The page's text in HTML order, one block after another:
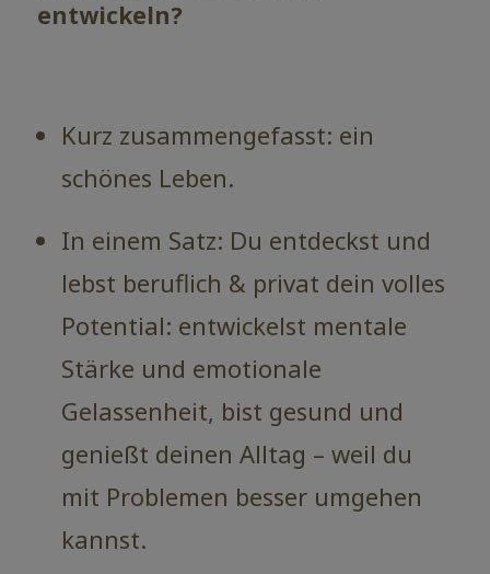
entwickeln?
Kurz zusammengefasst: ein
schönes Leben.
In einem Satz: Du entdeckst und
lebst beruflich & privat dein volles
Potential: entwickelst mentale
Stärke und emotionale
Gelassenheit, bist gesund und
genießt deinen Alltag – weil du
mit Problemen besser umgehen
kannst.